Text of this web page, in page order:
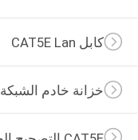
كابل CAT5E Lan
خزانة خادم الشبكة